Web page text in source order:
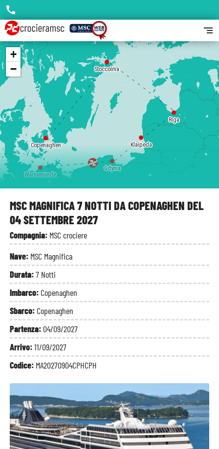
MSC MAGNIFICA 7 NOTTI DA COPENAGHEN DEL
04 SETTEMBRE 2027
Compagnia: MSC crociere
Nave: MSC Magnifica
Durata:7 Notti
Imbarco: Copenaghen
Sbarco: Copenaghen
Partenza: 04/09/2027
Arrivo:11/09/2027
Codice: MA20270904CPHCPH
Copenaghen
Warnemünde
Gdynia
Klaipeda
Riga
Stoccolma
+
−
call
segment